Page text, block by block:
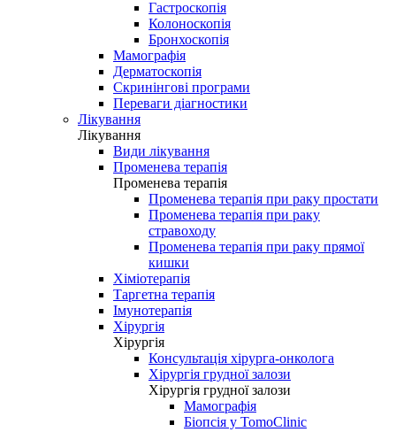
Гастроскопія
Колоноскопія
Бронхоскопія
Мамографія
Дерматоскопія
Скринінгові програми
Переваги діагностики
Лікування
Лікування
Види лікування
Променева терапія
Променева терапія
Променева терапія при раку простати
Променева терапія при раку
стравоходу
Променева терапія при раку прямої
кишки
Хіміотерапія
Таргетна терапія
Імунотерапія
Хірургія
Хірургія
Консультація хірурга-онколога
Хірургія грудної залози
Хірургія грудної залози
Мамографія
Біопсія у TomoClinic